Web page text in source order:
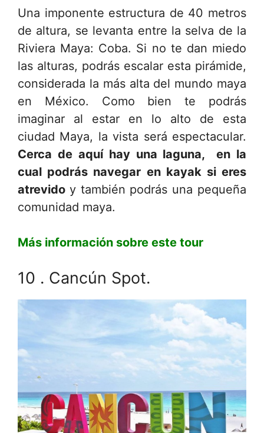
Una imponente estructura de 40 metros
de altura, se levanta entre la selva de la
Riviera Maya: Coba. Si no te dan miedo
las alturas, podrás escalar esta pirámide,
considerada la más alta del mundo maya
en México. Como bien te podrás
imaginar al estar en lo alto de esta
ciudad Maya, la vista será espectacular.
Cerca de aquí hay una laguna, en la
cual podrás navegar en kayak si eres
atrevido y también podrás una pequeña
comunidad maya.
Más información sobre este tour
10 . Cancún Spot.